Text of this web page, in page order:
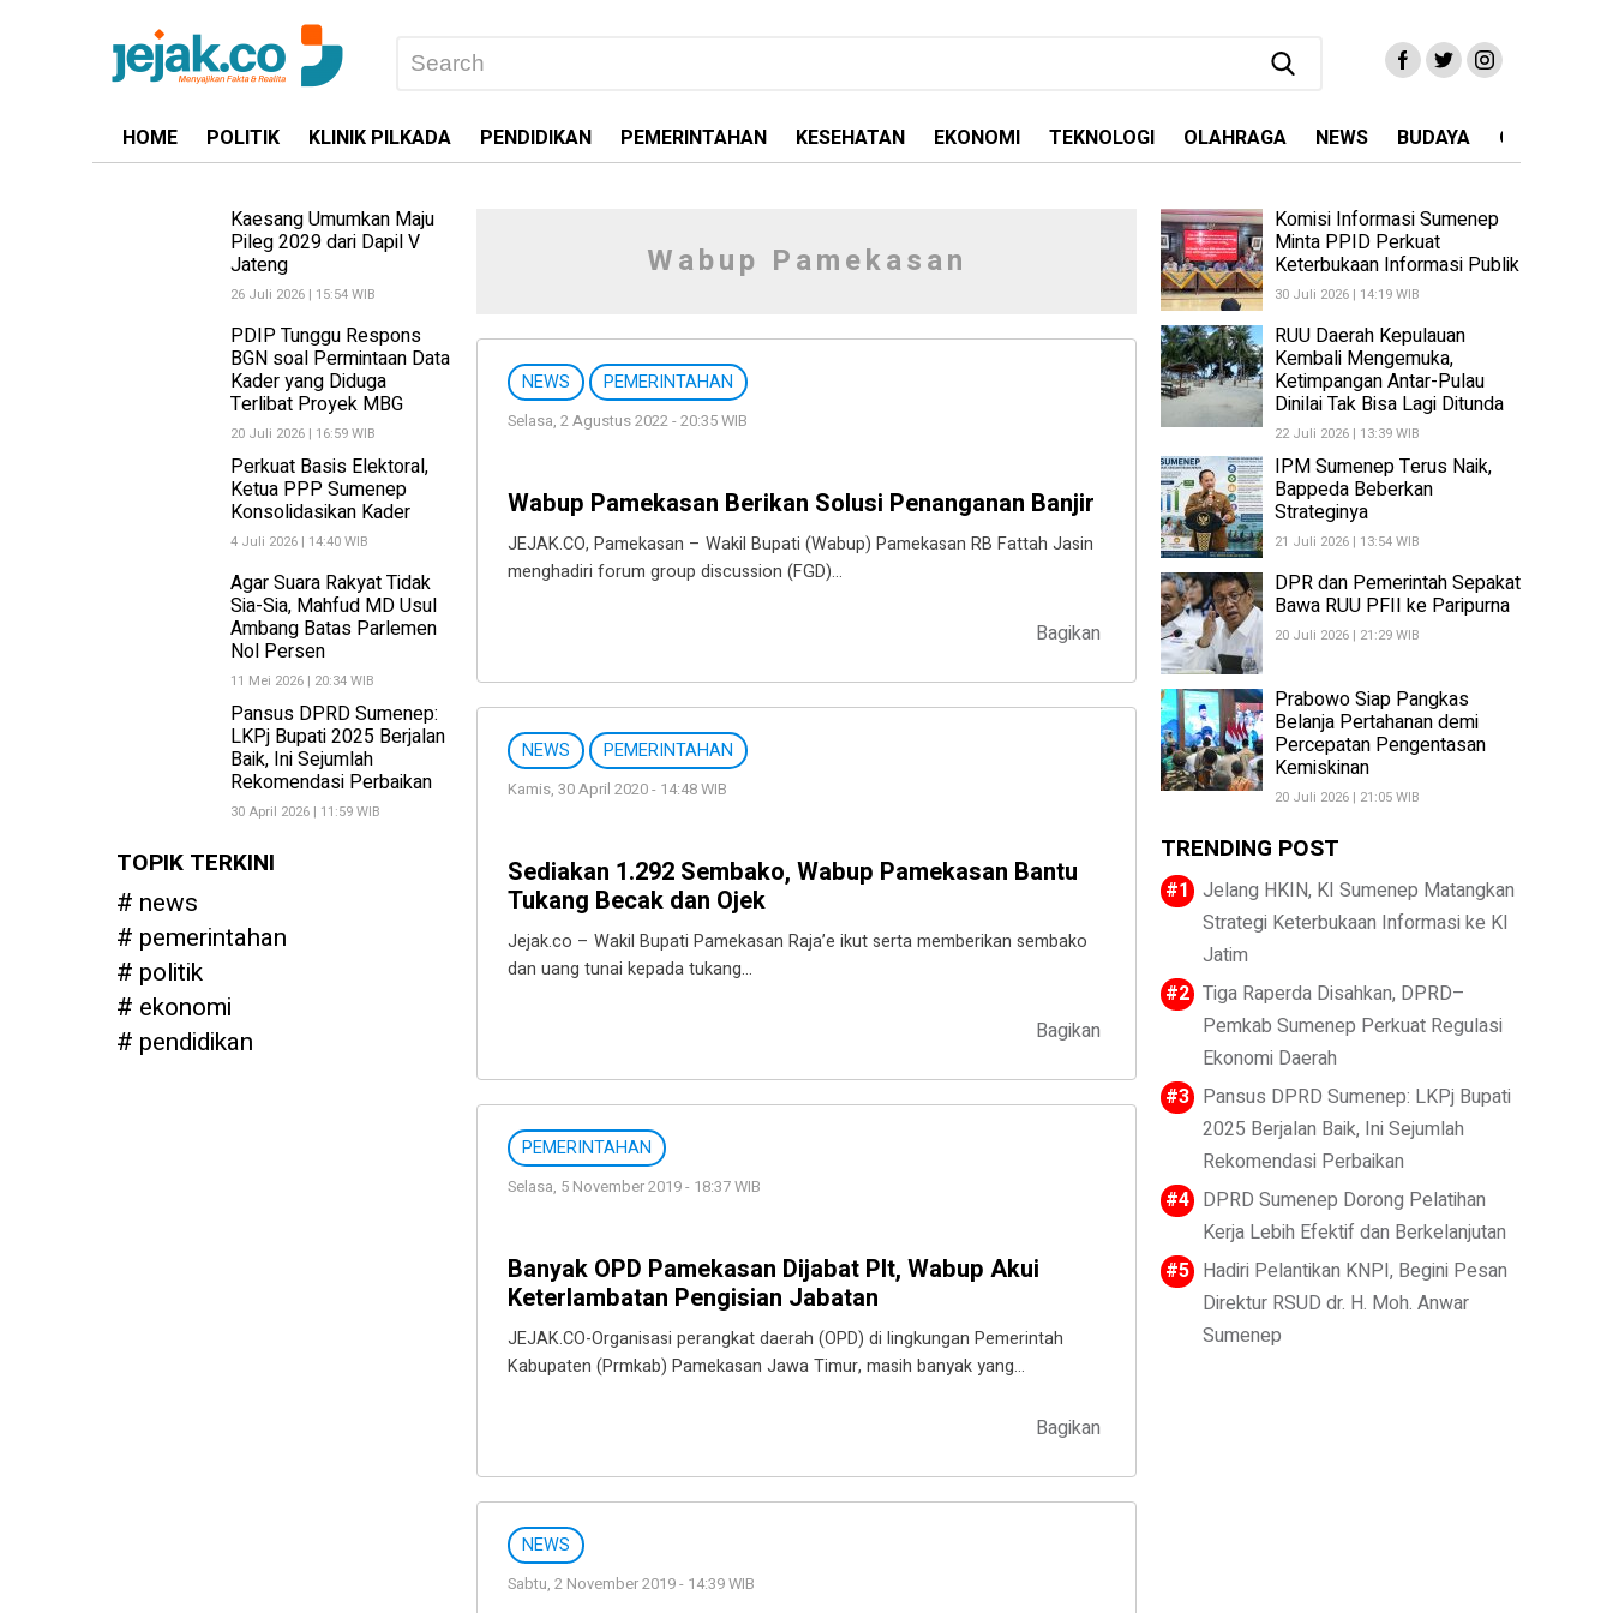
HOME POLITIK KLINIK PILKADA PENDIDIKAN PEMERINTAHAN KESEHATAN EKONOMI TEKNOLOGI OLAHRAGA NEWS BUDAYA OPINI
Kaesang Umumkan Maju
Pileg 2029 dari Dapil V
Jateng
26 Juli 2026 | 15:54 WIB
PDIP Tunggu Respons
BGN soal Permintaan Data
Kader yang Diduga
Terlibat Proyek MBG
20 Juli 2026 | 16:59 WIB
Perkuat Basis Elektoral,
Ketua PPP Sumenep
Konsolidasikan Kader
4 Juli 2026 | 14:40 WIB
Agar Suara Rakyat Tidak
Sia-Sia, Mahfud MD Usul
Ambang Batas Parlemen
Nol Persen
11 Mei 2026 | 20:34 WIB
Pansus DPRD Sumenep:
LKPj Bupati 2025 Berjalan
Baik, Ini Sejumlah
Rekomendasi Perbaikan
30 April 2026 | 11:59 WIB
TOPIK TERKINI
news
pemerintahan
politik
ekonomi
pendidikan
Wabup Pamekasan
NEWS PEMERINTAHAN
Selasa, 2 Agustus 2022 - 20:35 WIB
Wabup Pamekasan Berikan Solusi Penanganan Banjir
JEJAK.CO, Pamekasan – Wakil Bupati (Wabup) Pamekasan RB Fattah Jasin
menghadiri forum group discussion (FGD)…
Bagikan
NEWS PEMERINTAHAN
Kamis, 30 April 2020 - 14:48 WIB
Sediakan 1.292 Sembako, Wabup Pamekasan Bantu
Tukang Becak dan Ojek
Jejak.co – Wakil Bupati Pamekasan Raja’e ikut serta memberikan sembako
dan uang tunai kepada tukang…
Bagikan
PEMERINTAHAN
Selasa, 5 November 2019 - 18:37 WIB
Banyak OPD Pamekasan Dijabat Plt, Wabup Akui
Keterlambatan Pengisian Jabatan
JEJAK.CO-Organisasi perangkat daerah (OPD) di lingkungan Pemerintah
Kabupaten (Prmkab) Pamekasan Jawa Timur, masih banyak yang…
Bagikan
NEWS
Sabtu, 2 November 2019 - 14:39 WIB
Komisi Informasi Sumenep
Minta PPID Perkuat
Keterbukaan Informasi Publik
30 Juli 2026 | 14:19 WIB
RUU Daerah Kepulauan
Kembali Mengemuka,
Ketimpangan Antar-Pulau
Dinilai Tak Bisa Lagi Ditunda
22 Juli 2026 | 13:39 WIB
IPM Sumenep Terus Naik,
Bappeda Beberkan
Strateginya
21 Juli 2026 | 13:54 WIB
DPR dan Pemerintah Sepakat
Bawa RUU PFII ke Paripurna
20 Juli 2026 | 21:29 WIB
Prabowo Siap Pangkas
Belanja Pertahanan demi
Percepatan Pengentasan
Kemiskinan
20 Juli 2026 | 21:05 WIB
TRENDING POST
Jelang HKIN, KI Sumenep Matangkan
Strategi Keterbukaan Informasi ke KI
Jatim
Tiga Raperda Disahkan, DPRD–
Pemkab Sumenep Perkuat Regulasi
Ekonomi Daerah
Pansus DPRD Sumenep: LKPj Bupati
2025 Berjalan Baik, Ini Sejumlah
Rekomendasi Perbaikan
DPRD Sumenep Dorong Pelatihan
Kerja Lebih Efektif dan Berkelanjutan
Hadiri Pelantikan KNPI, Begini Pesan
Direktur RSUD dr. H. Moh. Anwar
Sumenep